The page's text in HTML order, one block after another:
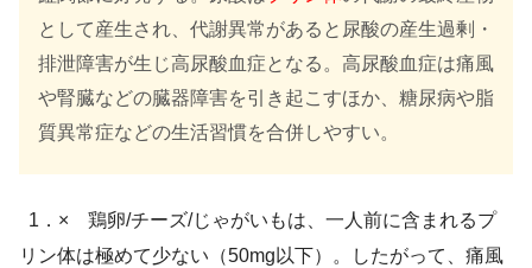
として産生され、代謝異常があると尿酸の産生過剰・
排泄障害が生じ高尿酸血症となる。高尿酸血症は痛風
や腎臓などの臓器障害を引き起こすほか、糖尿病や脂
質異常症などの生活習慣を合併しやすい。
1．× 鶏卵/チーズ/じゃがいもは、一人前に含まれるプ
リン体は極めて少ない（50mg以下）。したがって、痛風